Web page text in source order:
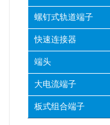
螺钉式轨道端子
快速连接器
端头
大电流端子
板式组合端子